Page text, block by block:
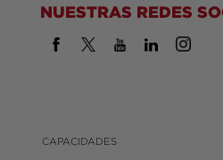
NUESTRAS REDES
CAPACIDADES